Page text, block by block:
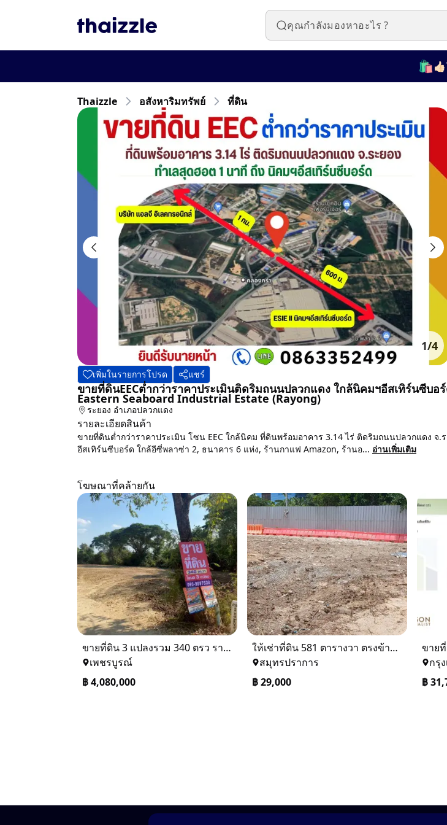
Thaizzle อสังหาริมทรัพย์ ที่ดิน
1/4
เพิ่มในรายการโปรด แชร์
ขายที่ดินEECต่ำกว่าราคาประเมินติดริมถนนปลวกแดง ใกล้นิคมฯอีสเทิร์นซีบอ
Eastern Seaboard Industrial Estate (Rayong)
ระยอง อำเภอปลวกแดง
รายละเอียดสินค้า
ขายที่ดินต่ำกว่าราคาประเมิน โซน EEC ใกล้นิคม ที่ดินพร้อมอาคาร 3.14 ไร่ ติดริมถนนปลวกแดง จ.
อีสเทิร์นซีบอร์ด ใกล้อีซี่พลาซ่า 2, ธนาคาร 6 แห่ง, ร้านกาแฟ Amazon, ร้านอ... อ่านเพิ่มเติม
โฆษณาที่คล้ายกัน
ขายที่ดิน 3 แปลงรวม 340 ตรว ราคา ตรว. ล่ะ 12000 บาท เมืองเพชรบูรณ์
เพชรบูรณ์
฿4,080,000
ให้เช่าที่ดิน 581 ตารางวา ตรงข้างอู่ใหม่แจ็คบางหญ้าแพรก บางหัวเสือ
สมุทรปราการ
฿29,000
กรุ
฿